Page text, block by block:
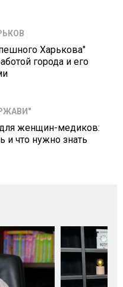
Харькова"
города и его
женщин-медиков:
и что нужно знать